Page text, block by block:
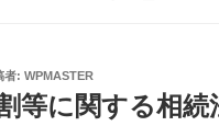
者: WPMASTER
等に関する相続